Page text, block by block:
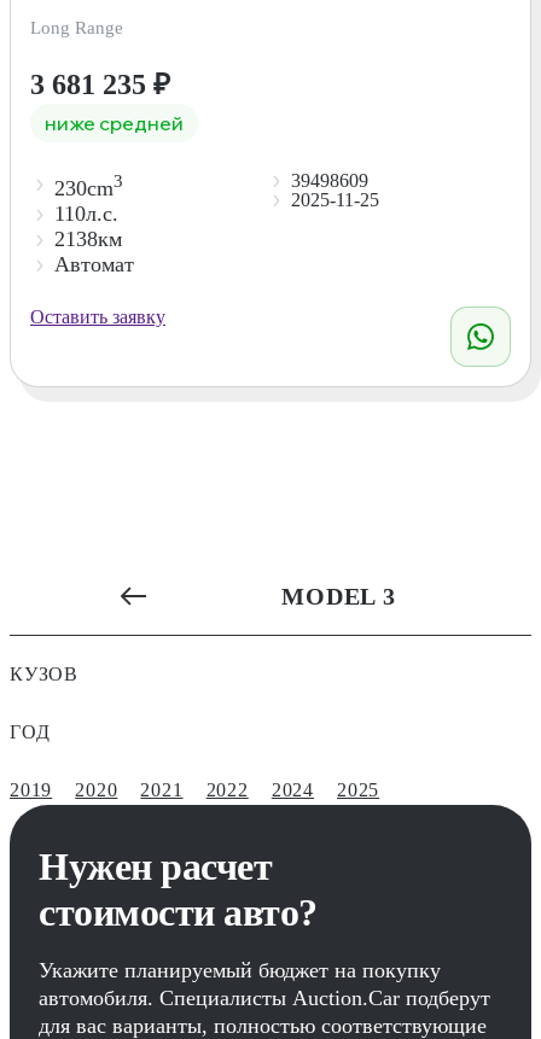
Long Range
3 681 235 ₽
ниже средней
230cm3
110л.с.
2138км
Автомат
39498609
2025-11-25
Оставить заявку
MODEL 3
КУЗОВ
ГОД
2019 2020 2021 2022 2024 2025
Нужен расчет
стоимости авто?
Укажите планируемый бюджет на покупку
автомобиля. Специалисты Auction.Car подберут
для вас варианты, полностью соответствующие